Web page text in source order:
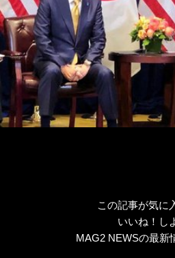
この記事が気に
いいね！し
MAG2 NEWSの最新